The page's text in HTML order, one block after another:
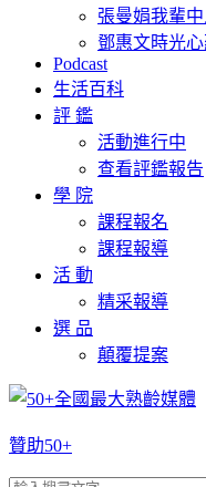
張曼娟我輩中
鄧惠文時光心
Podcast
生活百科
評 鑑
活動進行中
查看評鑑報告
學 院
課程報名
課程報導
活 動
精采報導
選 品
顛覆提案
贊助50+